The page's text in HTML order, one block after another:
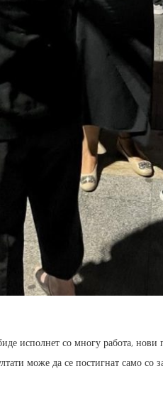
исполнет со многу работа,
може да се постигнат само со